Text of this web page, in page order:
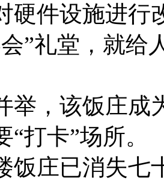
硬件设施进行
”礼堂，就给
举，该饭庄成
打卡”场所。
饭庄已消失七